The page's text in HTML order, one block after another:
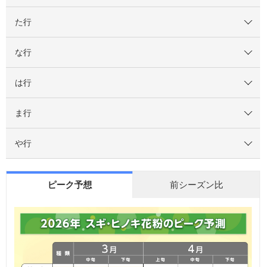
た行
な行
は行
ま行
や行
ピーク予想 前シーズン比